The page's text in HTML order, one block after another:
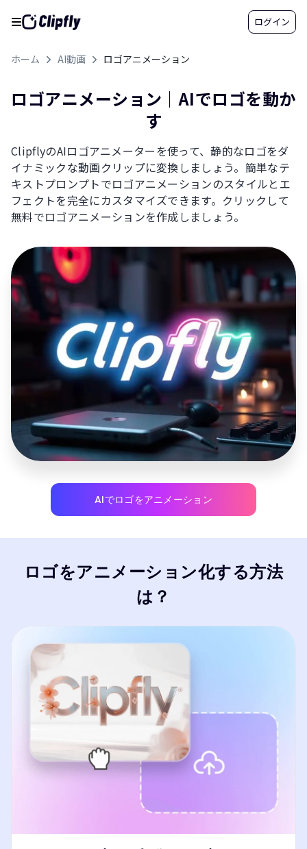
ログイン
ホーム AI動画 ロゴアニメーション
ロゴアニメーション｜AIでロゴを動か
す
ClipflyのAIロゴアニメーターを使って、静的なロゴをダ
イナミックな動画クリップに変換しましょう。簡単なテ
キストプロンプトでロゴアニメーションのスタイルとエ
フェクトを完全にカスタマイズできます。クリックして
無料でロゴアニメーションを作成しましょう。
AIでロゴをアニメーション
ロゴをアニメーション化する方法
は？